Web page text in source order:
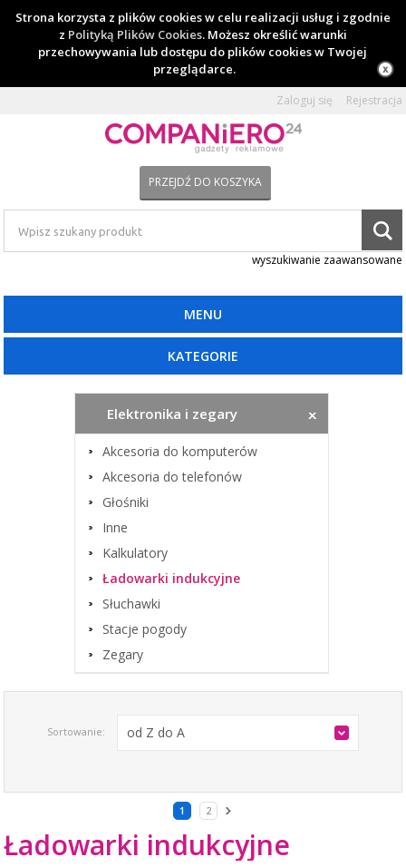
Strona korzysta z plików cookies w celu realizacji usług i zgodnie
z Polityką Plików Cookies. Możesz określić warunki
przechowywania lub dostępu do plików cookies w Twojej
przeglądarce.
Zaloguj się Rejestracja
PRZEJDŹ DO KOSZYKA
wyszukiwanie zaawansowane
MENU
KATEGORIE
Elektronika i zegary
Akcesoria do komputerów
Akcesoria do telefonów
Głośniki
Inne
Kalkulatory
Ładowarki indukcyjne
Słuchawki
Stacje pogody
Zegary
Sortowanie: od Z do A
1 2
Ładowarki indukcyjne